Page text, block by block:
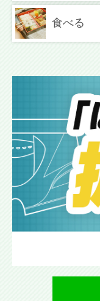
食べる